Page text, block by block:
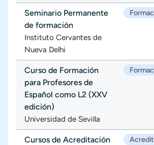
Seminario Permanente
de formación
Instituto Cervantes de
Nueva Delhi
Curso de Formación
para Profesores de
Español como L2 (XXV
edición)
Universidad de Sevilla
Cursos de Acreditación